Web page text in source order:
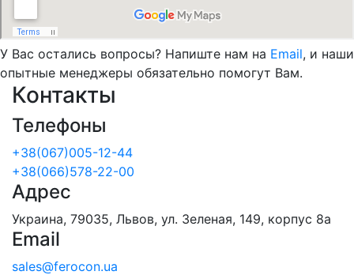
У Вас остались вопросы? Напиште нам на Email, и наши
опытные менеджеры обязательно помогут Вам.
Контакты
Телефоны
+38(067)005-12-44
+38(066)578-22-00
Адрес
Украина, 79035, Львов, ул. Зеленая, 149, корпус 8а
Email
sales@ferocon.ua